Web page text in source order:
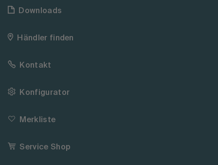
Downloads
Händler finden
Kontakt
Konfigurator
Merkliste
Service Shop